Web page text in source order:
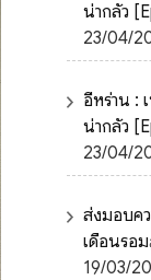
น่ากลัว
23/04/
อีหร่าน :
น่ากลัว
23/04/
ส่งมอบค
เดือนรอ
19/03/